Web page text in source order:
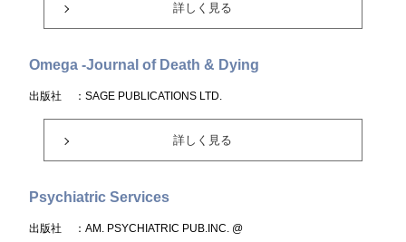
詳しく見る
Omega -Journal of Death & Dying
出版社 ：SAGE PUBLICATIONS LTD.
詳しく見る
Psychiatric Services
出版社 ：AM. PSYCHIATRIC PUB.INC. @